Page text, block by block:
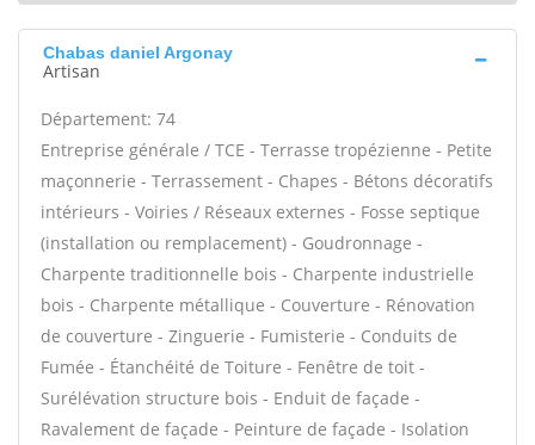
Chabas daniel Argonay
Artisan
Département: 74
Entreprise générale / TCE - Terrasse tropézienne - Petite
maçonnerie - Terrassement - Chapes - Bétons décoratifs
intérieurs - Voiries / Réseaux externes - Fosse septique
(installation ou remplacement) - Goudronnage -
Charpente traditionnelle bois - Charpente industrielle
bois - Charpente métallique - Couverture - Rénovation
de couverture - Zinguerie - Fumisterie - Conduits de
Fumée - Étanchéité de Toiture - Fenêtre de toit -
Surélévation structure bois - Enduit de façade -
Ravalement de façade - Peinture de façade - Isolation